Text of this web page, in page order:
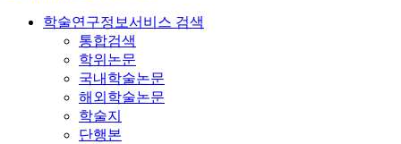
학술연구정보서비스 검색
통합검색
학위논문
국내학술논문
해외학술논문
학술지
단행본